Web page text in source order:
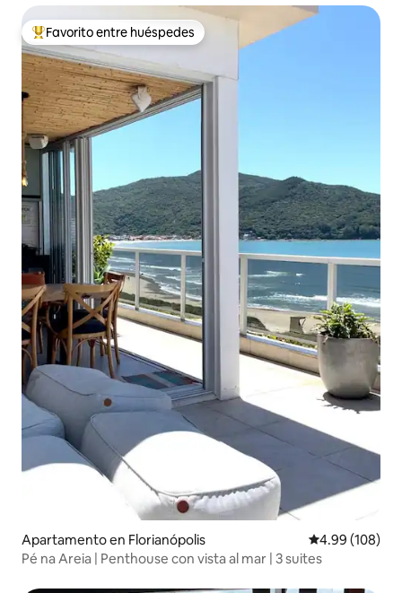
Favorito entre huéspedes preferido
Favorito entre huéspedes
Apartamento en Florianópolis Calificación
4.99 (108)
Pé na Areia | Penthouse con vista al mar | 3 suites